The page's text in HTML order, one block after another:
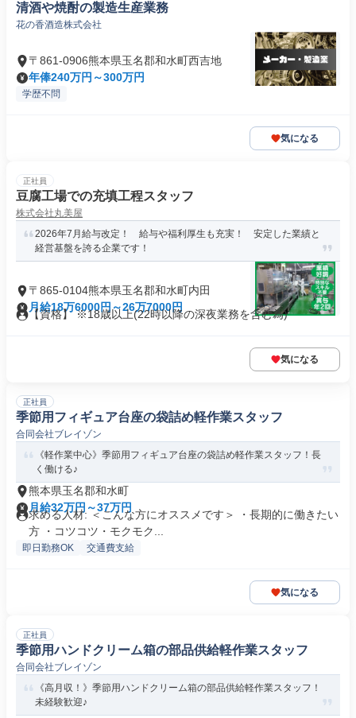
清酒や焼酎の製造生産業務
花の香酒造株式会社
〒861-0906熊本県玉名郡和水町西吉地
年俸240万円～300万円
学歴不問
気になる
正社員
豆腐工場での充填工程スタッフ
株式会社丸美屋
2026年7月給与改定！ 給与や福利厚生も充実！ 安定した業績と
経営基盤を誇る企業です！
〒865-0104熊本県玉名郡和水町内田
月給18万6000円～26万7000円
【資格】 ※18歳以上(22時以降の深夜業務を含む為)
気になる
正社員
季節用フィギュア台座の袋詰め軽作業スタッフ
合同会社ブレイゾン
《軽作業中心》季節用フィギュア台座の袋詰め軽作業スタッフ！長
く働ける♪
熊本県玉名郡和水町
月給32万円～37万円
求める人材: ＜こんな方にオススメです＞ ・長期的に働きたい
方 ・コツコツ・モクモク...
即日勤務OK 交通費支給
気になる
正社員
季節用ハンドクリーム箱の部品供給軽作業スタッフ
合同会社ブレイゾン
《高月収！》季節用ハンドクリーム箱の部品供給軽作業スタッフ！
未経験歓迎♪